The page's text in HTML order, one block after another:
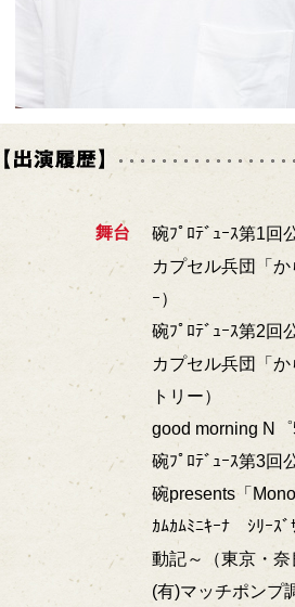
舞台
碗ﾌﾟﾛﾃﾞｭｰｽ第1回
カプセル兵団「
ｰ）
碗ﾌﾟﾛﾃﾞｭｰｽ第2回
カプセル兵団「
トリー）
good morning N
碗ﾌﾟﾛﾃﾞｭｰｽ第3回
碗presents「
ｶﾑｶﾑﾐﾆｷｰﾅ ｼﾘｰｽ
動記～（東京・奈
(有)マッチポンプ